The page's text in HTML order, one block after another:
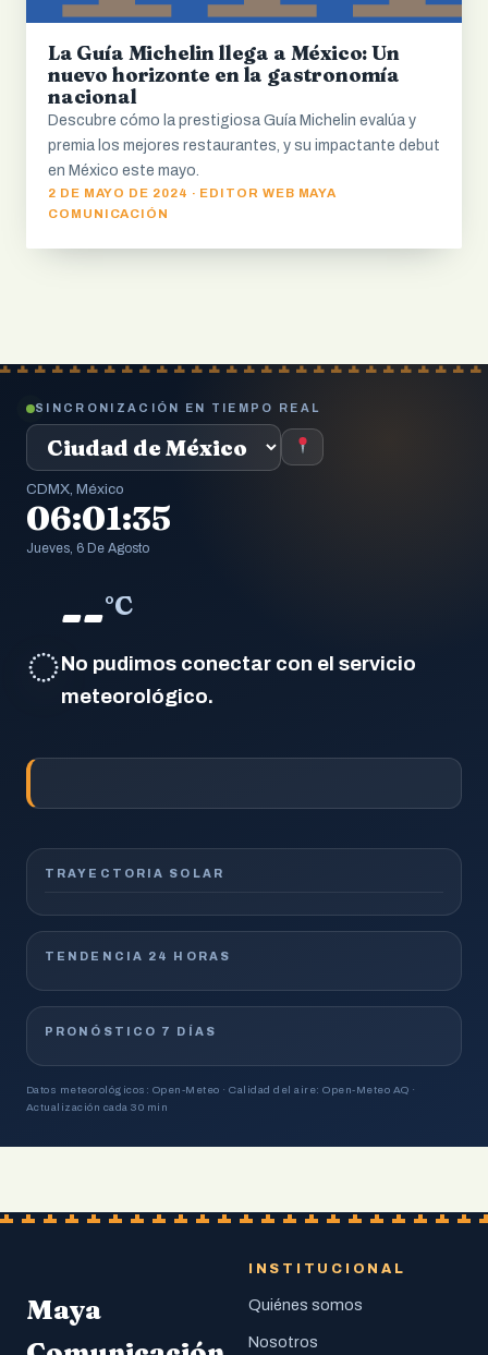
La Guía Michelin llega a México: Un
nuevo horizonte en la gastronomía
nacional
Descubre cómo la prestigiosa Guía Michelin evalúa y
premia los mejores restaurantes, y su impactante debut
en México este mayo.
2 DE MAYO DE 2024 · EDITOR WEB MAYA
COMUNICACIÓN
SINCRONIZACIÓN EN TIEMPO REAL
CDMX, México
06:01:35
Jueves, 6 De Agosto
◌
--°C
No pudimos conectar con el servicio
meteorológico.
TRAYECTORIA SOLAR
TENDENCIA 24 HORAS
PRONÓSTICO 7 DÍAS
Datos meteorológicos: Open-Meteo · Calidad del aire: Open-Meteo AQ ·
Actualización cada 30 min
Maya
INSTITUCIONAL
Quiénes somos
Nosotros